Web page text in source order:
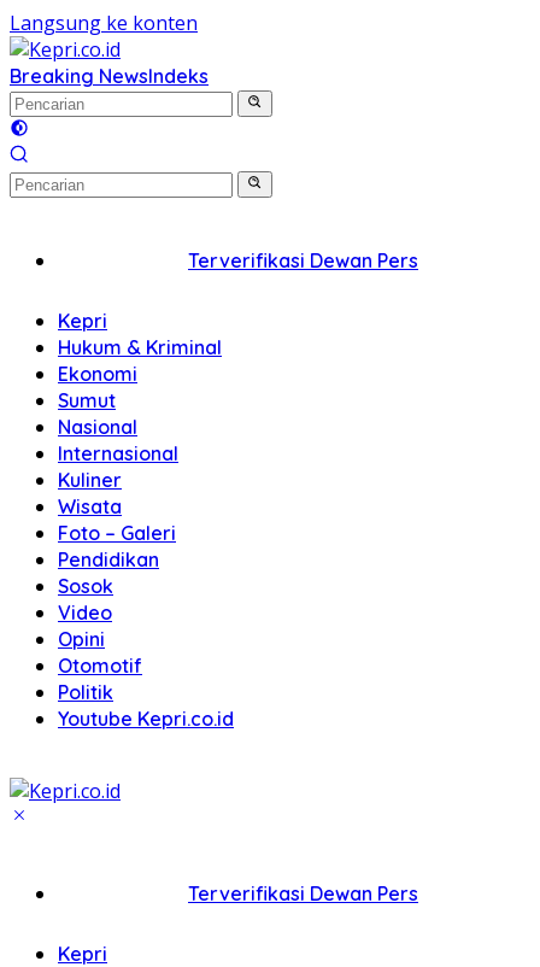
Langsung ke konten
Breaking NewsIndeks
Terverifikasi Dewan Pers
Kepri
Hukum & Kriminal
Ekonomi
Sumut
Nasional
Internasional
Kuliner
Wisata
Foto – Galeri
Pendidikan
Sosok
Video
Opini
Otomotif
Politik
Youtube Kepri.co.id
Terverifikasi Dewan Pers
Kepri